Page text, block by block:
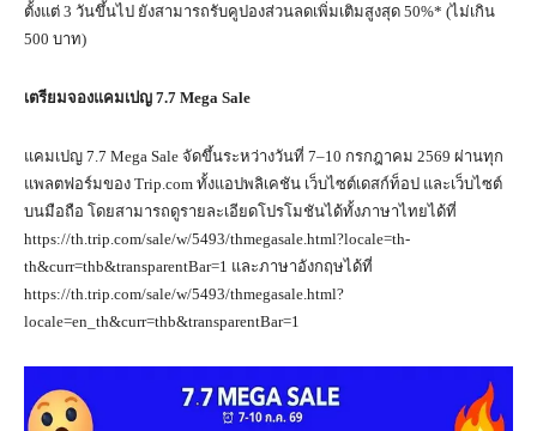
ตั้งแต่ 3 วันขึ้นไป ยังสามารถรับคูปองส่วนลดเพิ่มเติมสูงสุด 50%* (ไม่เกิน
500 บาท)
เตรียมจองแคมเปญ 7.7 Mega Sale
แคมเปญ 7.7 Mega Sale จัดขึ้นระหว่างวันที่ 7–10 กรกฎาคม 2569 ผ่านทุก
แพลตฟอร์มของ Trip.com ทั้งแอปพลิเคชัน เว็บไซต์เดสก์ท็อป และเว็บไซต์
บนมือถือ โดยสามารถดูรายละเอียดโปรโมชันได้ทั้งภาษาไทยได้ที่
https://th.trip.com/sale/w/5493/thmegasale.html?locale=th-
th&curr=thb&transparentBar=1 และภาษาอังกฤษได้ที่
https://th.trip.com/sale/w/5493/thmegasale.html?
locale=en_th&curr=thb&transparentBar=1